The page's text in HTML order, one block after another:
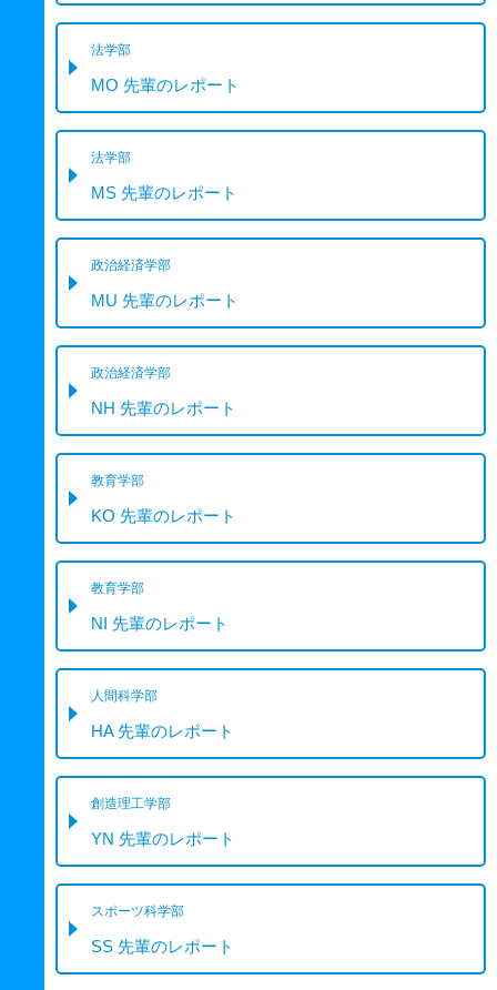
法学部
MO 先輩のレポート
法学部
MS 先輩のレポート
政治経済学部
MU 先輩のレポート
政治経済学部
NH 先輩のレポート
教育学部
KO 先輩のレポート
教育学部
NI 先輩のレポート
人間科学部
HA 先輩のレポート
創造理工学部
YN 先輩のレポート
スポーツ科学部
SS 先輩のレポート